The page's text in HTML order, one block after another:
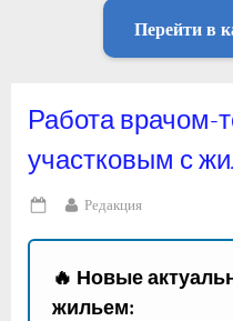
Перейти в
Работа врачом-
участковым с
Posted
on
By
Редакция
🔥 Новые
жильем: